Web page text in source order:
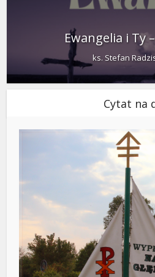
Ewangelia i Ty
ks. Stefan
Cytat na